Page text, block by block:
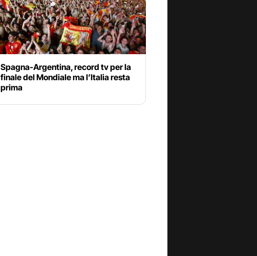
Spagna-Argentina, record tv per la
finale del Mondiale ma l’Italia resta
prima